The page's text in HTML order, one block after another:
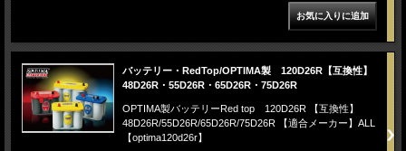
バッテリー・RedTop/OPTIMA製 120D26R【互換性】
48D26R・55D26R・65D26R・75D26R
OPTIMA製バッテリーRed top 120D26R 【互換性】
48D26R/55D26R/65D26R/75D26R 【適合メーカー】ALL
【optima120d26r】